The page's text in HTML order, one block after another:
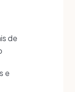
de
e